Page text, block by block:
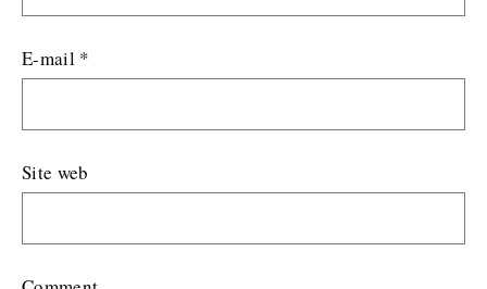
E-mail *
Site web